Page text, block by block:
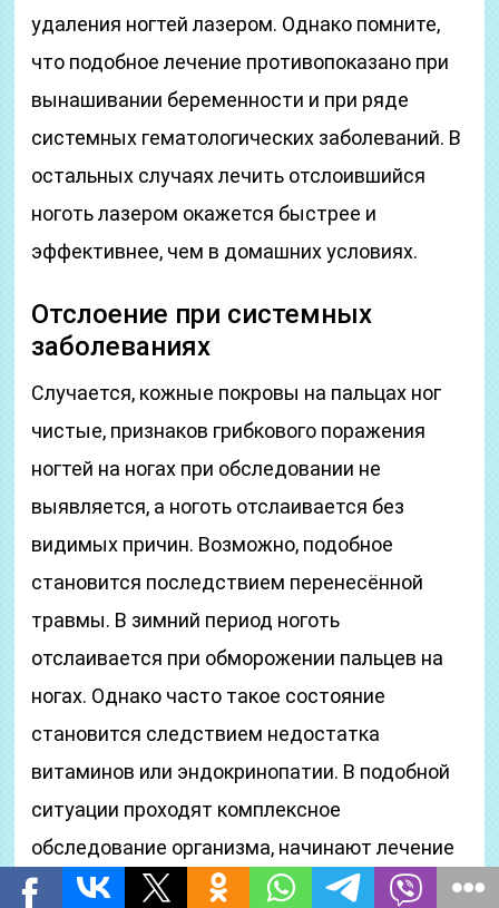
удаления ногтей лазером. Однако помните,
что подобное лечение противопоказано при
вынашивании беременности и при ряде
системных гематологических заболеваний. В
остальных случаях лечить отслоившийся
ноготь лазером окажется быстрее и
эффективнее, чем в домашних условиях.
Отслоение при системных
заболеваниях
Случается, кожные покровы на пальцах ног
чистые, признаков грибкового поражения
ногтей на ногах при обследовании не
выявляется, а ноготь отслаивается без
видимых причин. Возможно, подобное
становится последствием перенесённой
травмы. В зимний период ноготь
отслаивается при обморожении пальцев на
ногах. Однако часто такое состояние
становится следствием недостатка
витаминов или эндокринопатии. В подобной
ситуации проходят комплексное
обследование организма, начинают лечение
основного заболевания, повлёкшего